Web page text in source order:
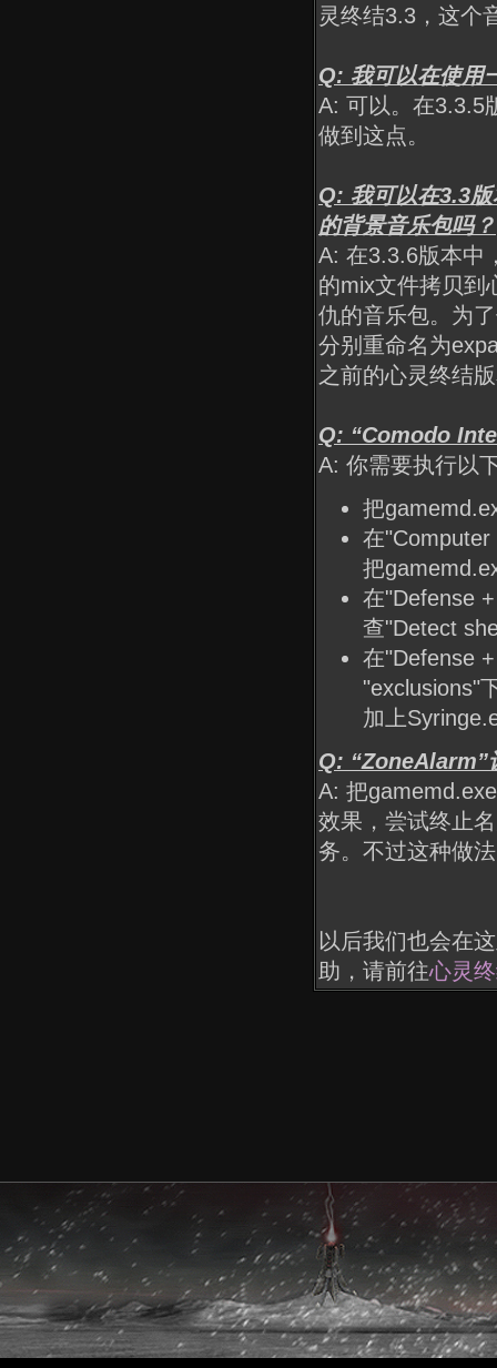
灵终结3.3，这个
Q: 我可以在使用
A: 可以。在3.3.5
做到这点。
Q: 我可以在3.3
的背景音乐包吗？
A: 在3.3.6版本中
的mix文件拷贝到
仇的音乐包。为
分别重命名为
之前的心灵终结
Q: “Comodo
A: 你需要执行以
把
在
把
在"Defense
查"Detect
在"Defense
"exclusions"
加上
Q: “ZoneAlarm”
A: 把
效果，尝试终止
务。不过这种做
以后我们也会在
助，请前往心灵